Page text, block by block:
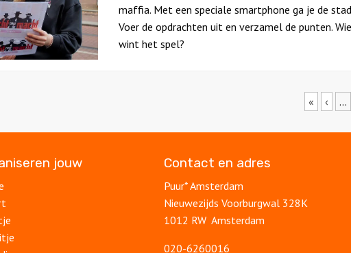
maffia. Met een speciale smartphone ga je de
Voer de opdrachten uit en verzamel de punten.
wint het spel?
« ‹ ...
jouw Contact en adres
Puur* Amsterdam
Nieuwezijds Voorburgwal 328K
1012 RW Amsterdam
020-6260016